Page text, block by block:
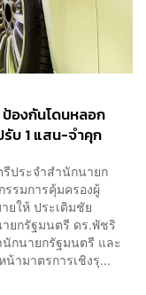
องกันโดนหลอก
บ 1 แสน-จำคุก
ประจำสำนักนายก
รมการคุ้มครองผู้
ยให้ ประเดิมชัย
ยกรัฐมนตรี ดร.พัชริ
กนายกรัฐมนตรี และ
ามาตรการเชิงรุ...